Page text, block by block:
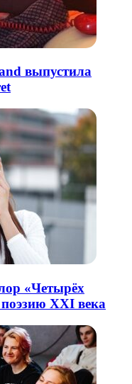
выпустила
«Четырёх
XXI века